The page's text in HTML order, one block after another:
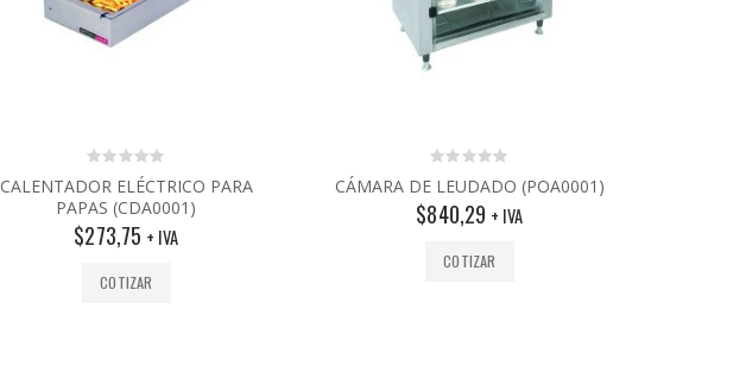
0
out
of
5
CALENTADOR ELÉCTRICO PARA
PAPAS (CDA0001)
$273,75 + IVA
COTIZAR
0
out
of
5
CÁMARA DE LEUDADO (POA0001)
$840,29 + IVA
COTIZAR